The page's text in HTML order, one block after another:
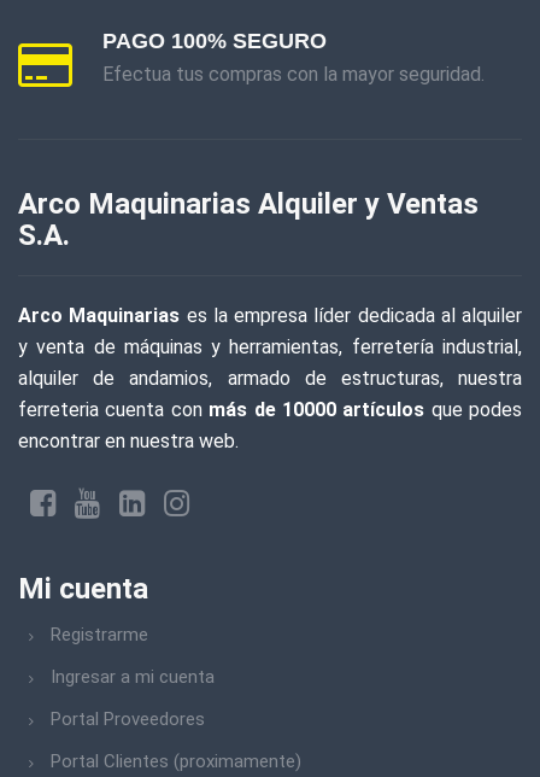
PAGO 100% SEGURO
Efectua tus compras con la mayor seguridad.
Arco Maquinarias Alquiler y Ventas
S.A.
Arco Maquinarias es la empresa líder dedicada al alquiler
y venta de máquinas y herramientas, ferretería industrial,
alquiler de andamios, armado de estructuras, nuestra
ferreteria cuenta con más de 10000 artículos que podes
encontrar en nuestra web.
Mi cuenta
Registrarme
Ingresar a mi cuenta
Portal Proveedores
Portal Clientes (proximamente)